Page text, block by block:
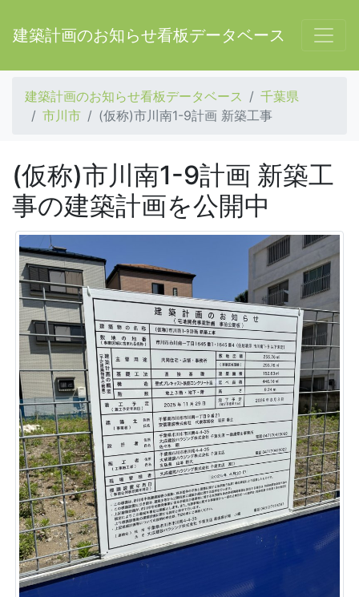
建築計画のお知らせ看板データベース
建築計画のお知らせ看板データベース
千葉県
市川市
(仮称)市川南1-9計画 新築工事
(仮称)市川南1-9計画 新築工
事の建築計画を公開中